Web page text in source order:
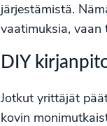
järjestämistä.
vaatimuksia,
DIY
Jotkut yrittäjät
kovin